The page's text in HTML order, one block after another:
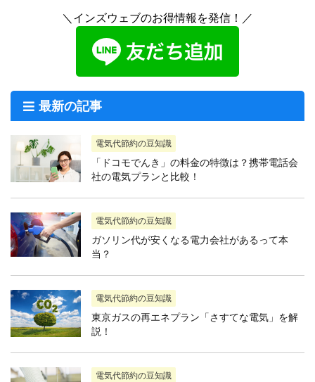
＼インズウェブのお得情報を発信！／
最新の記事
電気代節約の豆知識
「ドコモでんき」の料金の特徴は？携帯電話会
社の電気プランと比較！
電気代節約の豆知識
ガソリン代が安くなる電力会社があるって本
当？
電気代節約の豆知識
東京ガスの再エネプラン「さすてな電気」を解
説！
電気代節約の豆知識